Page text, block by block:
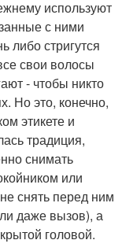
используют
с ними
либо стригутся
свои волосы
- чтобы никто
Но это, конечно,
этикете и
традиция,
снимать
или
снять перед ним
даже вызов), а
головой.